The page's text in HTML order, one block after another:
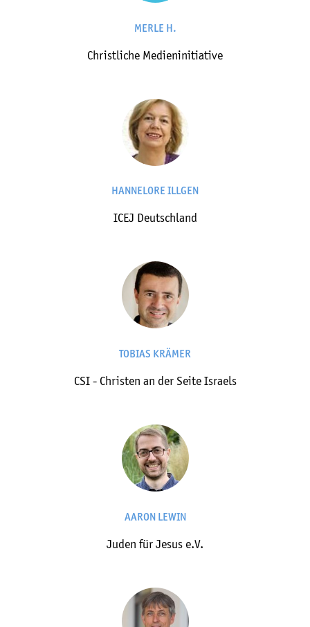
MERLE H.
Christliche Medieninitiative
HANNELORE ILLGEN
ICEJ Deutschland
TOBIAS KRÄMER
CSI - Christen an der Seite Israels
AARON LEWIN
Juden für Jesus e.V.